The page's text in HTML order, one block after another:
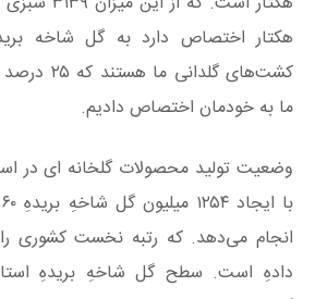
کشت‌های
ما به خودمان اختصاص دادیم.
وضعیت تولید محصولات گلخانه‌ ای در
انجام می‌دهد. که رتبه نخست کشوری